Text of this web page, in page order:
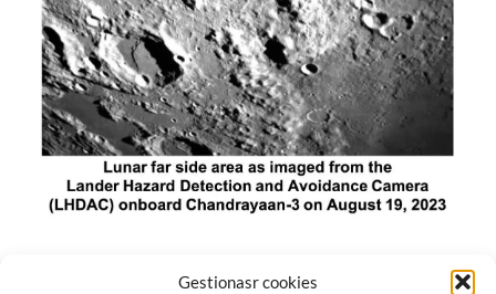
Gestionasr cookies